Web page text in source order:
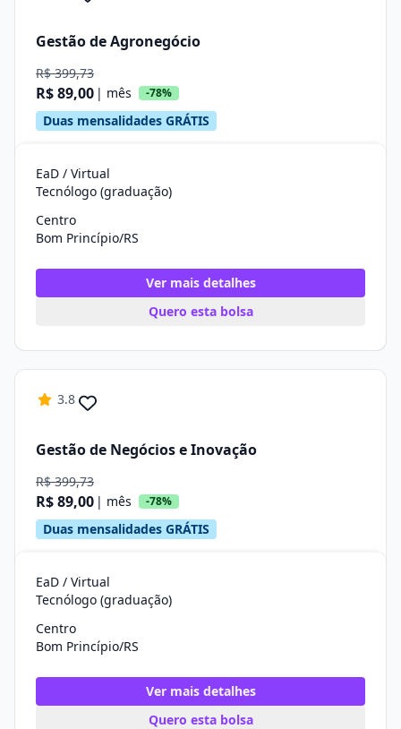
Gestão de Agronegócio
R$ 399,73
R$ 89,00 | mês -78%
Duas mensalidades GRÁTIS
EaD / Virtual
Tecnólogo (graduação)
Centro
Bom Princípio/RS
Ver mais detalhes
Quero esta bolsa
3.8
Gestão de Negócios e Inovação
R$ 399,73
R$ 89,00 | mês -78%
Duas mensalidades GRÁTIS
EaD / Virtual
Tecnólogo (graduação)
Centro
Bom Princípio/RS
Ver mais detalhes
Quero esta bolsa